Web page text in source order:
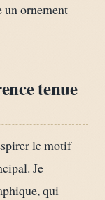
un ornement
tenue
le motif
Je
qui